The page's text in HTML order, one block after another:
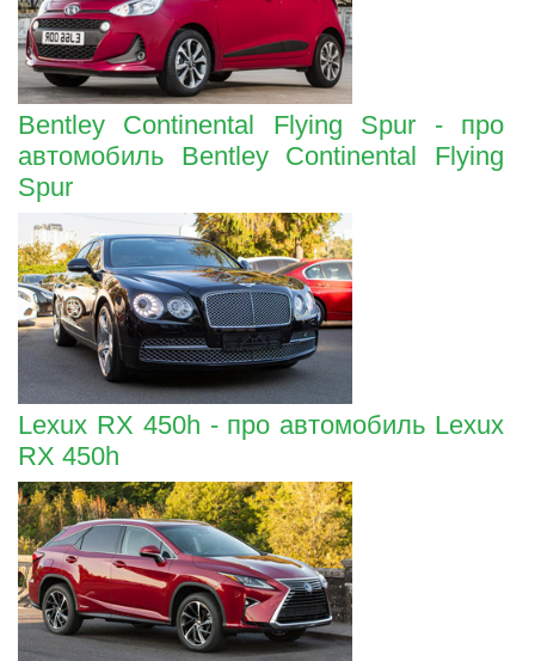
Bentley Continental Flying Spur - про
автомобиль Bentley Continental Flying
Spur
Lexux RX 450h - про автомобиль Lexux
RX 450h